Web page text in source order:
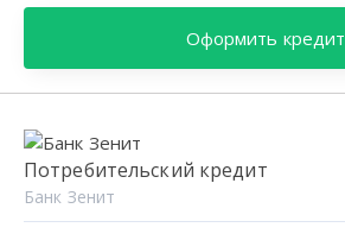
Оформить кредит
Потребительский кредит
Банк Зенит